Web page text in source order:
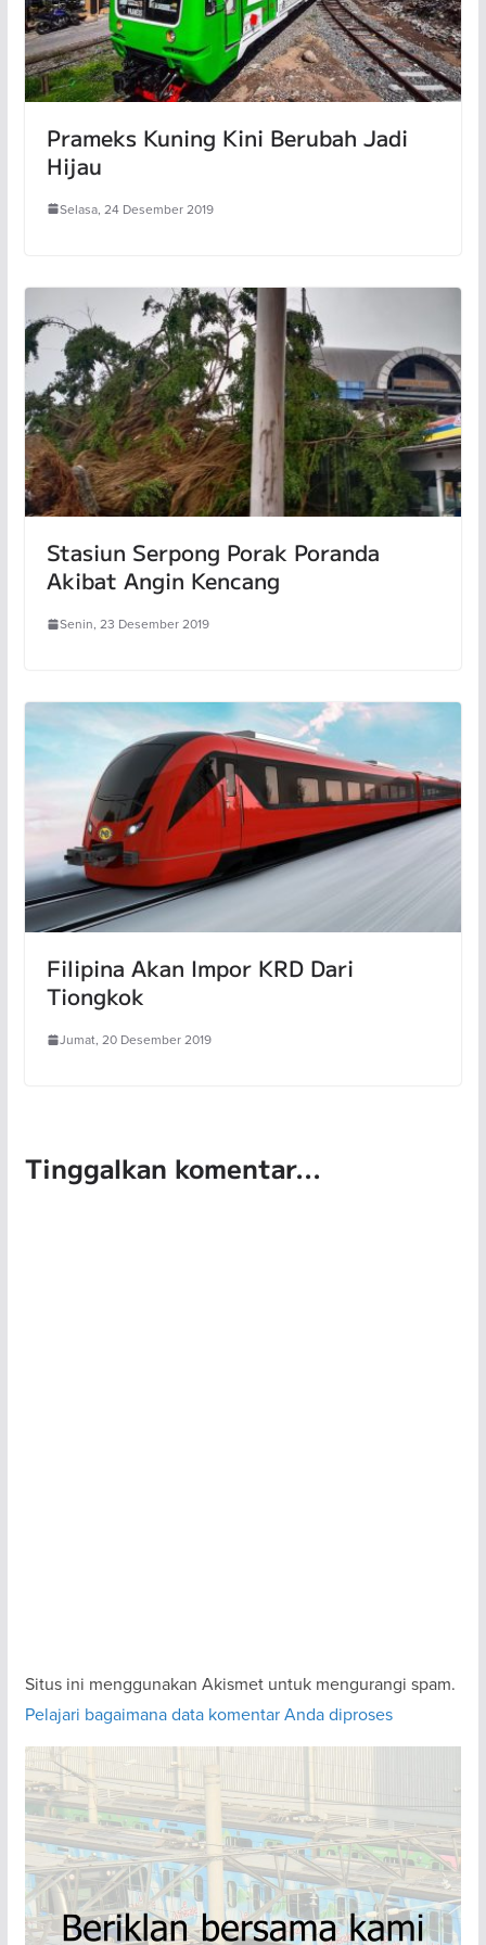
Prameks Kuning Kini Berubah Jadi
Hijau
Selasa, 24 Desember 2019
Stasiun Serpong Porak Poranda
Akibat Angin Kencang
Senin, 23 Desember 2019
Filipina Akan Impor KRD Dari
Tiongkok
Jumat, 20 Desember 2019
Tinggalkan komentar...
Situs ini menggunakan Akismet untuk mengurangi spam.
Pelajari bagaimana data komentar Anda diproses